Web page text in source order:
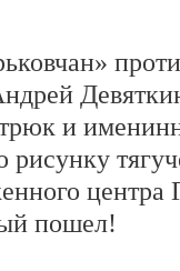
и
рисунку
центра
пошел!